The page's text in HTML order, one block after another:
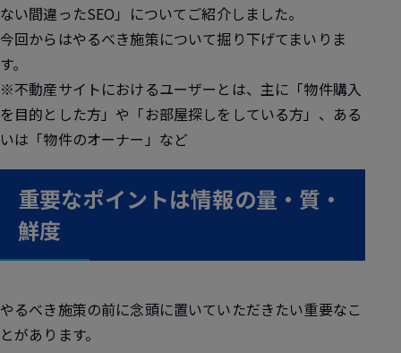
ない間違ったSEO」についてご紹介しました。
今回からはやるべき施策について掘り下げてまいりま
す。
※不動産サイトにおけるユーザーとは、主に「物件購入
を目的とした方」や「お部屋探しをしている方」、ある
いは「物件のオーナー」など
重要なポイントは情報の量・質・
鮮度
やるべき施策の前に念頭に置いていただきたい重要なこ
とがあります。